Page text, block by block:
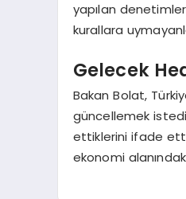
yapılan
kurallara
Gelecek
Bakan Bolat,
güncellemek
ettiklerini ifade
ekonomi